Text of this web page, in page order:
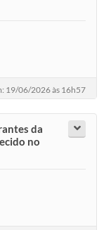
19/06/2026 às 16h57
da
no